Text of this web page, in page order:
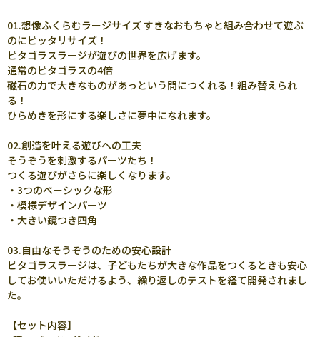
01.想像ふくらむラージサイズ すきなおもちゃと組み合わせて遊ぶ
のにピッタリサイズ！
ピタゴラスラージが遊びの世界を広げます。
通常のピタゴラスの4倍
磁石の力で大きなものがあっという間につくれる！組み替えられ
る！
ひらめきを形にする楽しさに夢中になれます。
02.創造を叶える遊びへの工夫
そうぞうを刺激するパーツたち！
つくる遊びがさらに楽しくなります。
・3つのベーシックな形
・模様デザインパーツ
・大きい鏡つき四角
03.自由なそうぞうのための安心設計
ピタゴラスラージは、子どもたちが大きな作品をつくるときも安心
してお使いいただけるよう、繰り返しのテストを経て開発されまし
た。
【セット内容】